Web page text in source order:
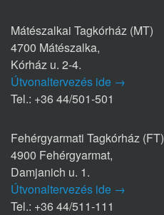
Mátészalkai Tagkórház (MT)
4700 Mátészalka,
Kórház u. 2-4.
Útvonaltervezés ide →
Tel.: +36 44/501-501
Fehérgyarmati Tagkórház (FT)
4900 Fehérgyarmat,
Damjanich u. 1.
Útvonaltervezés ide →
Tel.: +36 44/511-111